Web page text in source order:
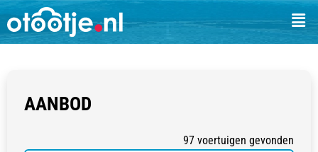
AANBOD
97 voertuigen gevonden